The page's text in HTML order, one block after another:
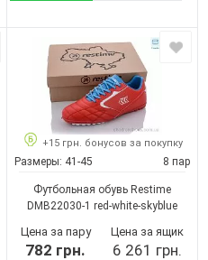
+15 грн. бонусов за покупку
Размеры: 41-45 8 пар
Футбольная обувь Restime
DMB22030-1 red-white-skyblue
Цена за пару
782 грн.
Цена за ящик
6 261 грн.